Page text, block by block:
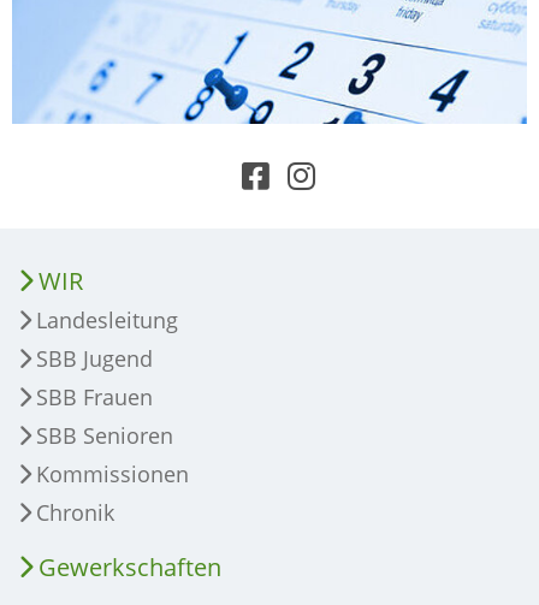
WIR
Landesleitung
SBB Jugend
SBB Frauen
SBB Senioren
Kommissionen
Chronik
Gewerkschaften